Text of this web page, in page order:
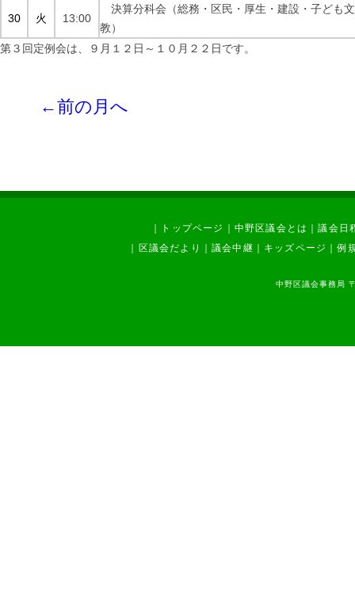
30 火 13:00
決算分科会（総務・区民・厚生・建設・子ども文
教）
第３回定例会は、９月１２日～１０月２２日です。
←前の月へ
トップページ 中野区議会とは ｜議会日
区議会だより ｜議会中継 キッズページ ｜例
中野区議会事務局